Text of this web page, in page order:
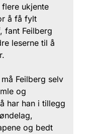
ukjente
å få fylt
fant Feilberg
leserne til å
Feilberg selv
og
har han i tillegg
og bedt